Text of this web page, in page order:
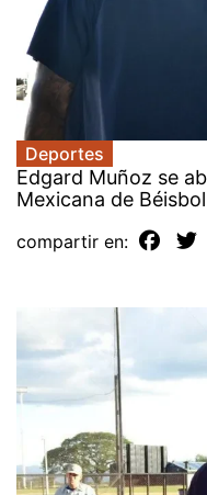
Deportes
Edgard Muñoz se
Mexicana de
compartir en: